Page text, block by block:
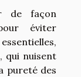
de façon
éviter
qui nuisent
pureté des